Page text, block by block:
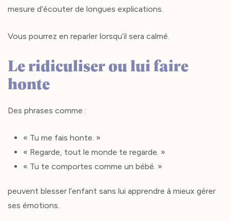
mesure d’écouter de longues explications.
Vous pourrez en reparler lorsqu’il sera calmé.
Le ridiculiser ou lui faire
honte
Des phrases comme :
« Tu me fais honte. »
« Regarde, tout le monde te regarde. »
« Tu te comportes comme un bébé. »
peuvent blesser l’enfant sans lui apprendre à mieux gérer
ses émotions.